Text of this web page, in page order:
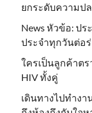
ยกระดับความป
News หัวข้อ: ป
ประจำทุกวันต่อร่
ใครเป็นลูกค้าตร
HIV ทั้งคู่
เดินทางไปทำงา